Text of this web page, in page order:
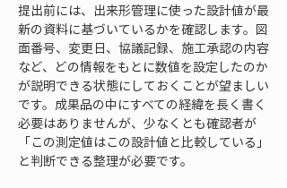
提出前には、出来形管理に使った設計値が最
新の資料に基づいているかを確認します。図
面番号、変更日、協議記録、施工承認の内容
など、どの情報をもとに数値を設定したのか
が説明できる状態にしておくことが望ましい
です。成果品の中にすべての経緯を長く書く
必要はありませんが、少なくとも確認者が
「この測定値はこの設計値と比較している」
と判断できる整理が必要です。